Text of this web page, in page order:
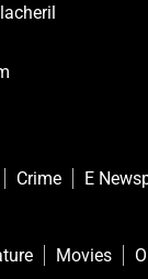
Crime E
Movies